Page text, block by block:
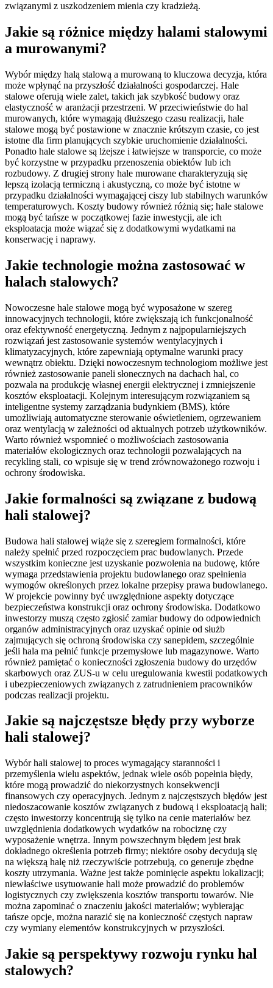
związanymi z uszkodzeniem mienia czy kradzieżą.
Jakie są różnice między halami stalowymi
a murowanymi?
Wybór między halą stalową a murowaną to kluczowa decyzja, która
może wpłynąć na przyszłość działalności gospodarczej. Hale
stalowe oferują wiele zalet, takich jak szybkość budowy oraz
elastyczność w aranżacji przestrzeni. W przeciwieństwie do hal
murowanych, które wymagają dłuższego czasu realizacji, hale
stalowe mogą być postawione w znacznie krótszym czasie, co jest
istotne dla firm planujących szybkie uruchomienie działalności.
Ponadto hale stalowe są lżejsze i łatwiejsze w transporcie, co może
być korzystne w przypadku przenoszenia obiektów lub ich
rozbudowy. Z drugiej strony hale murowane charakteryzują się
lepszą izolacją termiczną i akustyczną, co może być istotne w
przypadku działalności wymagającej ciszy lub stabilnych warunków
temperaturowych. Koszty budowy również różnią się; hale stalowe
mogą być tańsze w początkowej fazie inwestycji, ale ich
eksploatacja może wiązać się z dodatkowymi wydatkami na
konserwację i naprawy.
Jakie technologie można zastosować w
halach stalowych?
Nowoczesne hale stalowe mogą być wyposażone w szereg
innowacyjnych technologii, które zwiększają ich funkcjonalność
oraz efektywność energetyczną. Jednym z najpopularniejszych
rozwiązań jest zastosowanie systemów wentylacyjnych i
klimatyzacyjnych, które zapewniają optymalne warunki pracy
wewnątrz obiektu. Dzięki nowoczesnym technologiom możliwe jest
również zastosowanie paneli słonecznych na dachach hal, co
pozwala na produkcję własnej energii elektrycznej i zmniejszenie
kosztów eksploatacji. Kolejnym interesującym rozwiązaniem są
inteligentne systemy zarządzania budynkiem (BMS), które
umożliwiają automatyczne sterowanie oświetleniem, ogrzewaniem
oraz wentylacją w zależności od aktualnych potrzeb użytkowników.
Warto również wspomnieć o możliwościach zastosowania
materiałów ekologicznych oraz technologii pozwalających na
recykling stali, co wpisuje się w trend zrównoważonego rozwoju i
ochrony środowiska.
Jakie formalności są związane z budową
hali stalowej?
Budowa hali stalowej wiąże się z szeregiem formalności, które
należy spełnić przed rozpoczęciem prac budowlanych. Przede
wszystkim konieczne jest uzyskanie pozwolenia na budowę, które
wymaga przedstawienia projektu budowlanego oraz spełnienia
wymogów określonych przez lokalne przepisy prawa budowlanego.
W projekcie powinny być uwzględnione aspekty dotyczące
bezpieczeństwa konstrukcji oraz ochrony środowiska. Dodatkowo
inwestorzy muszą często zgłosić zamiar budowy do odpowiednich
organów administracyjnych oraz uzyskać opinie od służb
zajmujących się ochroną środowiska czy sanepidem, szczególnie
jeśli hala ma pełnić funkcje przemysłowe lub magazynowe. Warto
również pamiętać o konieczności zgłoszenia budowy do urzędów
skarbowych oraz ZUS-u w celu uregulowania kwestii podatkowych
i ubezpieczeniowych związanych z zatrudnieniem pracowników
podczas realizacji projektu.
Jakie są najczęstsze błędy przy wyborze
hali stalowej?
Wybór hali stalowej to proces wymagający staranności i
przemyślenia wielu aspektów, jednak wiele osób popełnia błędy,
które mogą prowadzić do niekorzystnych konsekwencji
finansowych czy operacyjnych. Jednym z najczęstszych błędów jest
niedoszacowanie kosztów związanych z budową i eksploatacją hali;
często inwestorzy koncentrują się tylko na cenie materiałów bez
uwzględnienia dodatkowych wydatków na robociznę czy
wyposażenie wnętrza. Innym powszechnym błędem jest brak
dokładnego określenia potrzeb firmy; niektóre osoby decydują się
na większą halę niż rzeczywiście potrzebują, co generuje zbędne
koszty utrzymania. Ważne jest także pominięcie aspektu lokalizacji;
niewłaściwe usytuowanie hali może prowadzić do problemów
logistycznych czy zwiększenia kosztów transportu towarów. Nie
można zapominać o znaczeniu jakości materiałów; wybierając
tańsze opcje, można narazić się na konieczność częstych napraw
czy wymiany elementów konstrukcyjnych w przyszłości.
Jakie są perspektywy rozwoju rynku hal
stalowych?